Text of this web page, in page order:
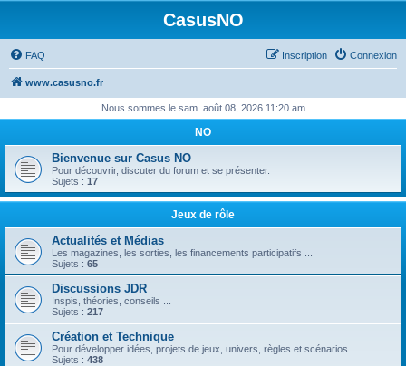
CasusNO
FAQ Connexion
Inscription
www.casusno.fr
Nous sommes le sam. août 08, 2026 11:20 am
NO
Bienvenue sur Casus NO
Pour découvrir, discuter du forum et se présenter.
Sujets : 17
Jeux de rôle
Actualités et Médias
Les magazines, les sorties, les financements participatifs ...
Sujets : 65
Discussions JDR
Inspis, théories, conseils ...
Sujets : 217
Création et Technique
Pour développer idées, projets de jeux, univers, règles et scénarios
Sujets : 438